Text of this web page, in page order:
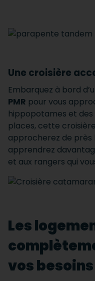
Une croisière
Embarquez à bord
PMR pour vous
hippopotames et des
places, cette
approcherez de près
apprendrez
et aux rangers qui
Les
vos